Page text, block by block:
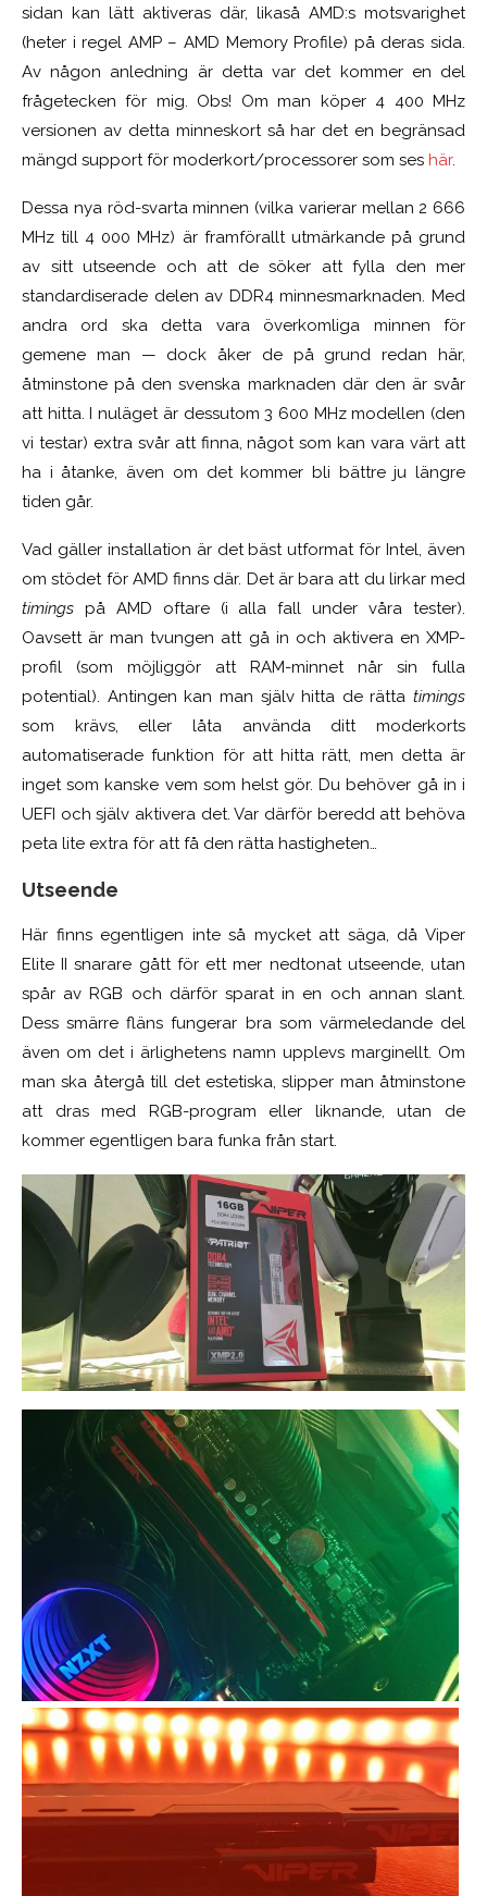
sidan kan lätt aktiveras där, likaså AMD:s motsvarighet
(heter i regel AMP – AMD Memory Profile) på deras sida.
Av någon anledning är detta var det kommer en del
frågetecken för mig. Obs! Om man köper 4 400 MHz
versionen av detta minneskort så har det en begränsad
mängd support för moderkort/processorer som ses här.
Dessa nya röd-svarta minnen (vilka varierar mellan 2 666
MHz till 4 000 MHz) är framförallt utmärkande på grund
av sitt utseende och att de söker att fylla den mer
standardiserade delen av DDR4 minnesmarknaden. Med
andra ord ska detta vara överkomliga minnen för
gemene man — dock åker de på grund redan här,
åtminstone på den svenska marknaden där den är svår
att hitta. I nuläget är dessutom 3 600 MHz modellen (den
vi testar) extra svår att finna, något som kan vara värt att
ha i åtanke, även om det kommer bli bättre ju längre
tiden går.
Vad gäller installation är det bäst utformat för Intel, även
om stödet för AMD finns där. Det är bara att du lirkar med
timings på AMD oftare (i alla fall under våra tester).
Oavsett är man tvungen att gå in och aktivera en XMP-
profil (som möjliggör att RAM-minnet når sin fulla
potential). Antingen kan man själv hitta de rätta timings
som krävs, eller låta använda ditt moderkorts
automatiserade funktion för att hitta rätt, men detta är
inget som kanske vem som helst gör. Du behöver gå in i
UEFI och själv aktivera det. Var därför beredd att behöva
peta lite extra för att få den rätta hastigheten…
Utseende
Här finns egentligen inte så mycket att säga, då Viper
Elite II snarare gått för ett mer nedtonat utseende, utan
spår av RGB och därför sparat in en och annan slant.
Dess smärre fläns fungerar bra som värmeledande del
även om det i ärlighetens namn upplevs marginellt. Om
man ska återgå till det estetiska, slipper man åtminstone
att dras med RGB-program eller liknande, utan de
kommer egentligen bara funka från start.